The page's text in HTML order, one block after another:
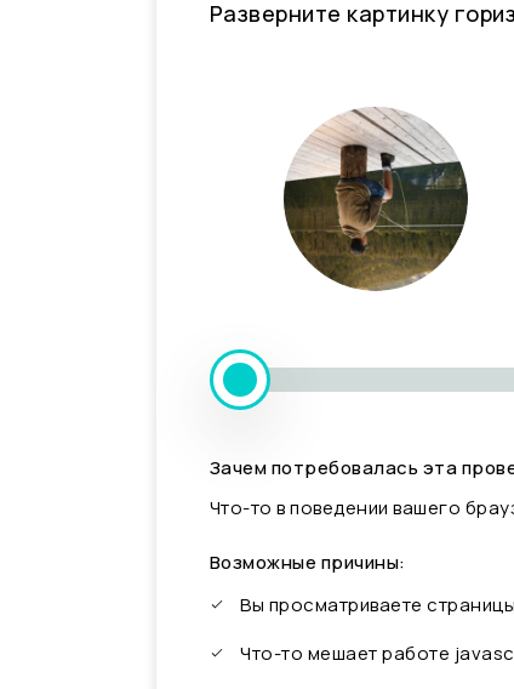
Разверните картинку
Зачем потребовалась эта
Что-то в поведении вашего
Возможные причины:
Вы просматриваете
Что-то мешает работе